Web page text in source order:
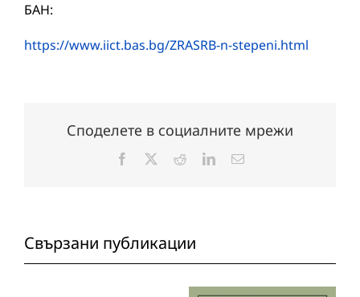
БАН:
https://www.iict.bas.bg/ZRASRB-n-stepeni.html
Споделете в социалните мрежи
Facebook RedditLinkedInЕлектронна
Свързани публикации